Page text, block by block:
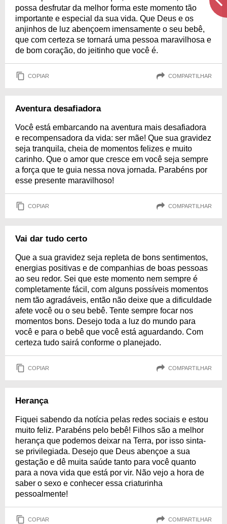
possa desfrutar da melhor forma este momento tão
importante e especial da sua vida. Que Deus e os
anjinhos de luz abençoem imensamente o seu bebê,
que com certeza se tornará uma pessoa maravilhosa e
de bom coração, do jeitinho que você é.
COPIAR COMPARTILHAR
Aventura desafiadora
Você está embarcando na aventura mais desafiadora
e recompensadora da vida: ser mãe! Que sua gravidez
seja tranquila, cheia de momentos felizes e muito
carinho. Que o amor que cresce em você seja sempre
a força que te guia nessa nova jornada. Parabéns por
esse presente maravilhoso!
COPIAR COMPARTILHAR
Vai dar tudo certo
Que a sua gravidez seja repleta de bons sentimentos,
energias positivas e de companhias de boas pessoas
ao seu redor. Sei que este momento nem sempre é
completamente fácil, com alguns possíveis momentos
nem tão agradáveis, então não deixe que a dificuldade
afete você ou o seu bebê. Tente sempre focar nos
momentos bons. Desejo toda a luz do mundo para
você e para o bebê que você está aguardando. Com
certeza tudo sairá conforme o planejado.
COPIAR COMPARTILHAR
Herança
Fiquei sabendo da notícia pelas redes sociais e estou
muito feliz. Parabéns pelo bebê! Filhos são a melhor
herança que podemos deixar na Terra, por isso sinta-
se privilegiada. Desejo que Deus abençoe a sua
gestação e dê muita saúde tanto para você quanto
para a nova vida que está por vir. Não vejo a hora de
saber o sexo e conhecer essa criaturinha
pessoalmente!
COPIAR COMPARTILHAR